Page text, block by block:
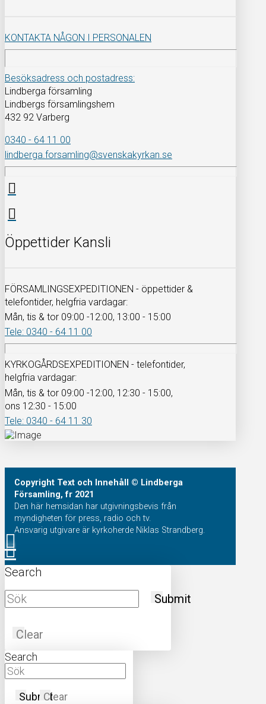
KONTAKTA NÅGON I PERSONALEN
Besöksadress och postadress:
Lindberga församling
Lindbergs församlingshem
432 92 Varberg
0340 - 64 11 00
lindberga.forsamling@svenskakyrkan.se
Öppettider Kansli
FÖRSAMLINGSEXPEDITIONEN - öppettider &
telefontider, helgfria vardagar:
Mån, tis & tor 09:00 -12:00, 13:00 - 15:00
Tele: 0340 - 64 11 00
KYRKOGÅRDSEXPEDITIONEN - telefontider,
helgfria vardagar:
Mån, tis & tor 09:00 -12:00, 12:30 - 15:00,
ons 12:30 - 15:00
Tele: 0340 - 64 11 30
Copyright Text och Innehåll
© Lindberga
Församling, fr 2021
Den här hemsidan har utgivningsbevis från
myndigheten för press, radio och tv.
Ansvarig utgivare är kyrkoherde Niklas Strandberg.
Search
Submit
Clear
Search
SubmitClear